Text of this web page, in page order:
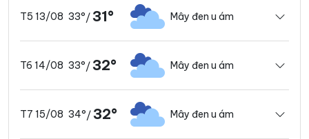
T5 13/08 33°/ 31° Mây đen u ám
T6 14/08 33°/ 32° Mây đen u ám
T7 15/08 34°/ 32° Mây đen u ám